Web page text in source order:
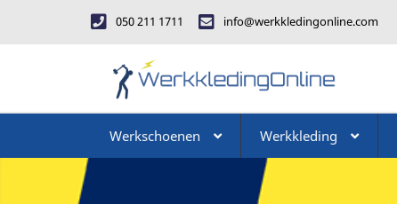
050 211 1711 info@werkkledingonline.com
Werkschoenen Werkkleding